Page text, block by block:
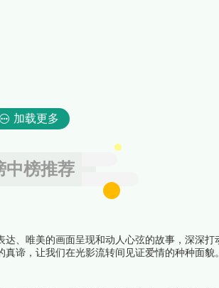
加载更多
中榜推荐
、唯美的画面呈现和动人心弦的故事，深深
谛，让我们在光影流转间见证爱情的种种面貌。